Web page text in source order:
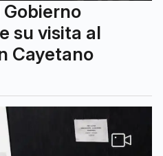
su visita al
Cayetano